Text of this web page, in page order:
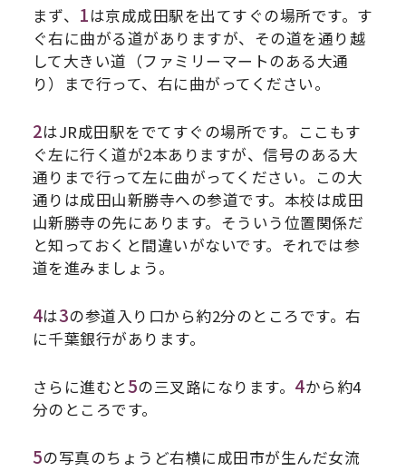
まず、 1は京成成田駅を出てすぐの場所です。す
ぐ右に曲がる道がありますが、その道を通り越
して大きい道（ファミリーマートのある大通
り）まで行って、右に曲がってください。
2はJR成田駅をでてすぐの場所です。ここもす
ぐ左に行く道が2本ありますが、信号のある大
通りまで行って左に曲がってください。この大
通りは成田山新勝寺への参道です。本校は成田
山新勝寺の先にあります。そういう位置関係だ
と知っておくと間違いがないです。それでは参
道を進みましょう。
4は3の参道入り口から約2分のところです。右
に千葉銀行があります。
さらに進むと5の三叉路になります。 4から約4
分のところです。
5の写真のちょうど右横に成田市が生んだ女流